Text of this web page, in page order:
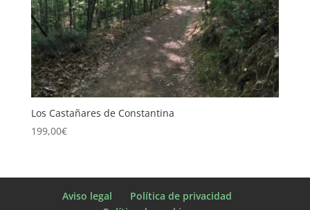
Los Castañares de Constantina
199,00€
Aviso legal
Política de privacidad